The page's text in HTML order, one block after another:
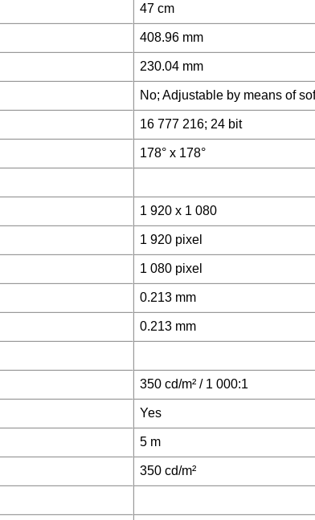
47 cm
408.96 mm
230.04 mm
No; Adjustable by means of
16 777 216; 24 bit
178° x 178°
1 920 x 1 080
1 920 pixel
1 080 pixel
0.213 mm
0.213 mm
350 cd/m² / 1 000:1
Yes
5 m
350 cd/m²